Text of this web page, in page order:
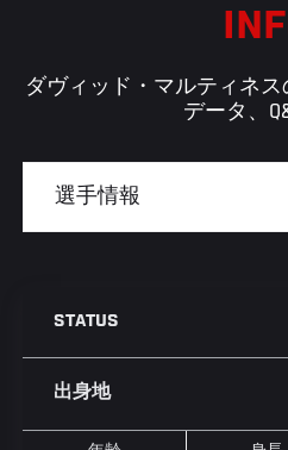
ダヴィッド・マルティネス
データ、
STATUS
出身地